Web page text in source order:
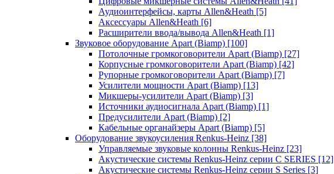
Аудиоинтерфейсы, карты Allen&Heath [5]
Аксессуары Allen&Heath [6]
Расширители ввода/вывода Allen&Heath [1]
Звуковое оборудование Apart (Biamp) [100]
Потолочные громкоговорители Apart (Biamp) [27]
Корпусные громкоговорители Apart (Biamp) [42]
Рупорные громкоговорители Apart (Biamp) [7]
Усилители мощности Apart (Biamp) [13]
Микшеры-усилители Apart (Biamp) [3]
Источники аудиосигнала Apart (Biamp) [1]
Предусилители Apart (Biamp) [2]
Кабельные органайзеры Apart (Biamp) [5]
Оборудование звукоусиления Renkus-Heinz [38]
Управляемые звуковые колонны Renkus-Heinz [23]
Акустические системы Renkus-Heinz серии C SERIES [12]
Акустические системы Renkus-Heinz серии S Series [3]